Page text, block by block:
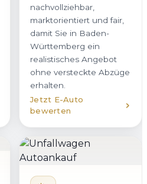
nachvollziehbar,
marktorientiert und fair,
damit Sie in Baden-
Württemberg ein
realistisches Angebot
ohne versteckte Abzüge
erhalten.
Jetzt E-Auto
bewerten